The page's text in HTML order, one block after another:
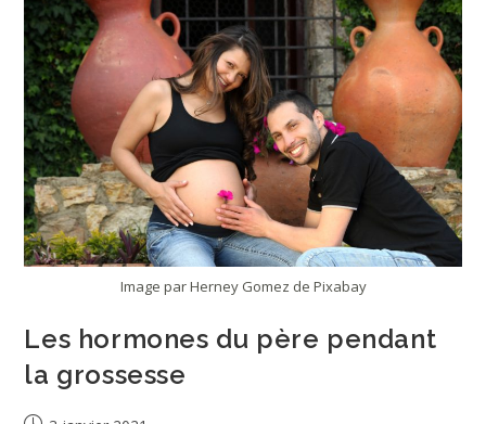
Image par Herney Gomez de Pixabay
Les hormones du père pendant
la grossesse